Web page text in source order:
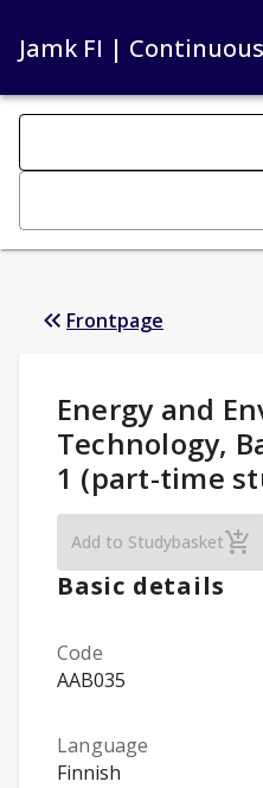
Jamk FI |
Search filters
Frontpage
Study Details:
Energy and
Technology,
1 (part-time
Add to Studybasket
Basic details
Code
AAB035
Language
Finnish